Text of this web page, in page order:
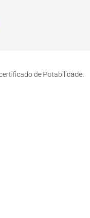
de Potabilidade.